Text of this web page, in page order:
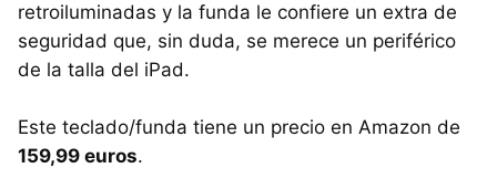
retroiluminadas y la funda le confiere un extra de
seguridad que, sin duda, se merece un periférico
de la talla del iPad.
Este teclado/funda tiene un precio en Amazon de
159,99 euros.